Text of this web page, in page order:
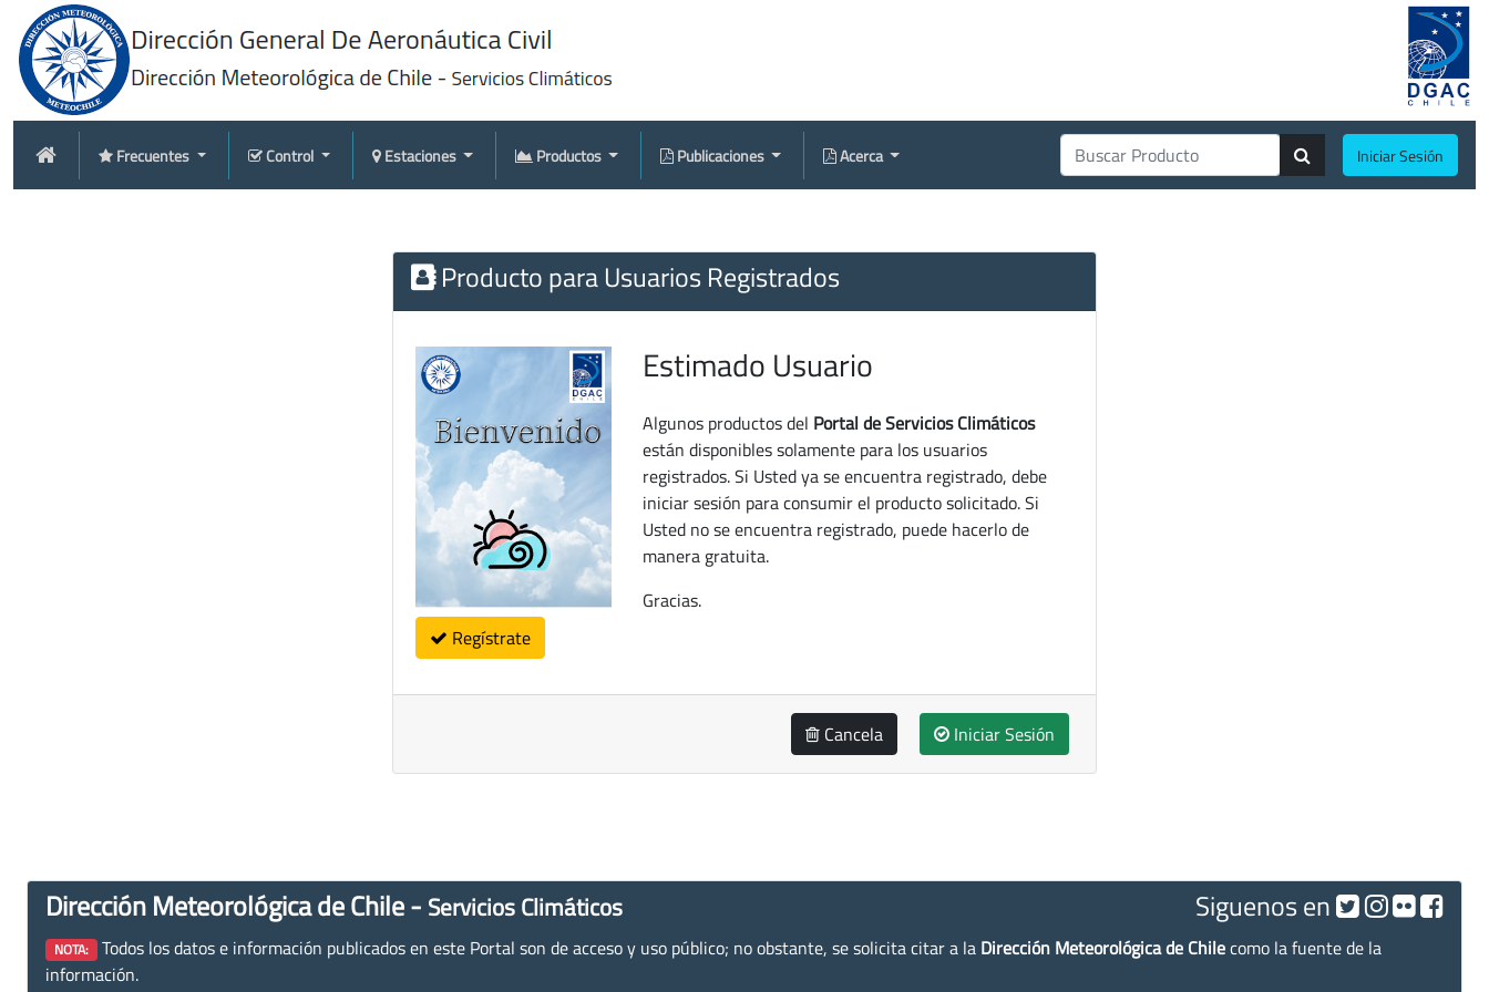
Frecuentes Control Estaciones Productos Publicaciones Acerca Iniciar Sesión
Producto para Usuarios Registrados
Regístrate
Estimado Usuario
Algunos productos del Portal de Servicios Climáticos
están disponibles solamente para los usuarios
registrados. Si Usted ya se encuentra registrado, debe
iniciar sesión para consumir el producto solicitado. Si
Usted no se encuentra registrado, puede hacerlo de
manera gratuita.
Gracias.
Cancela Iniciar Sesión
Dirección Meteorológica de Chile - Servicios Climáticos Siguenos en
NOTA: Todos los datos e información publicados en este Portal son de acceso y uso público; no obstante, se solicita citar a la Dirección Meteorológica de Chilecomo la fuente de la
información.